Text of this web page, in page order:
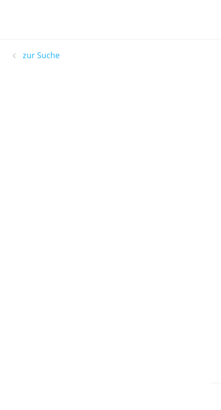
zur Suche